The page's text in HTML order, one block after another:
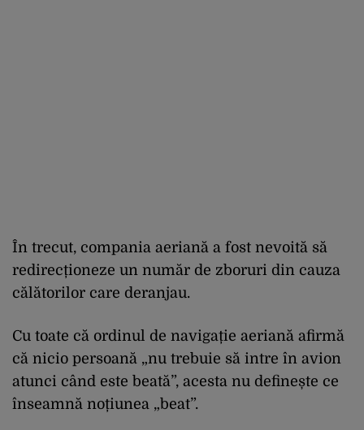
În trecut, compania aeriană a fost nevoită să
redirecționeze un număr de zboruri din cauza
călătorilor care deranjau.
Cu toate că ordinul de navigație aeriană afirmă
că nicio persoană „nu trebuie să intre în avion
atunci când este beată”, acesta nu definește ce
înseamnă noțiunea „beat”.